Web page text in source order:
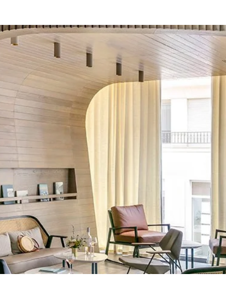
disponibles
Bayonne Centre
Grenoble Jardin Hoche
Lyon Pont Lafayette
Nantes Château
Paris Gare de l'Est
Paris La Défense
Paris Porte de Versailles
Paris Rueil-Malmaison
Strasbourg Centre
Toulon Centre